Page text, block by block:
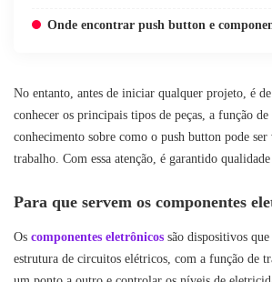
Onde encontrar push button e
No entanto, antes de iniciar qualquer projeto, é
conhecer os principais tipos de peças, a função de
conhecimento sobre como o push button pode ser
trabalho. Com essa atenção, é garantido qualidade
Para que servem os componentes
Os componentes eletrônicos são dispositivos
estrutura de circuitos elétricos, com a função de